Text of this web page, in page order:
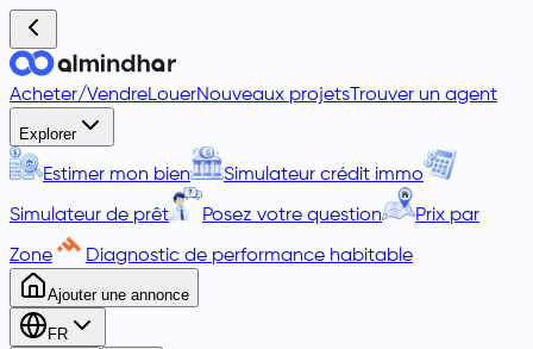
Acheter/VendreLouerNouveaux projets Trouver un agent
Explorer
Estimer mon bien Simulateur crédit immo
Simulateur de prêt Posez votre question Prix par
Zone Diagnostic de performance habitable
Ajouter une annonce
FR